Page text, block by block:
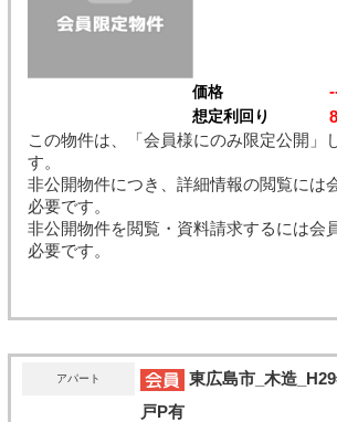
価格
想定利回り
この物件は、「会員様にのみ限定公開」
す。
非公開物件につき、詳細情報の閲覧には
必要です。
非公開物件を閲覧・資料請求するには会
必要です。
アパート
東広島市_木造
戸P有